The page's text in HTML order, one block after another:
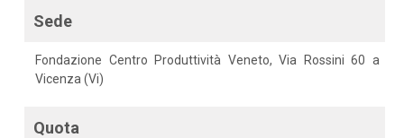
Sede
Fondazione Centro Produttività Veneto, Via Rossini 60 a
Vicenza (Vi)
Quota